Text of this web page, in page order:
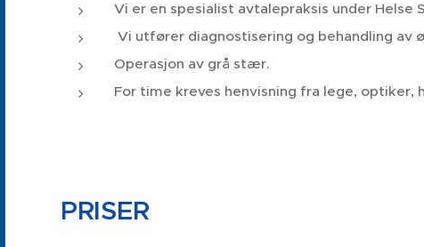
Vi er en spesialist avtalepraksis under Helse
Vi utfører diagnostisering og behandling av
Operasjon av grå stær.
For time kreves henvisning fra lege, optiker,
PRISER